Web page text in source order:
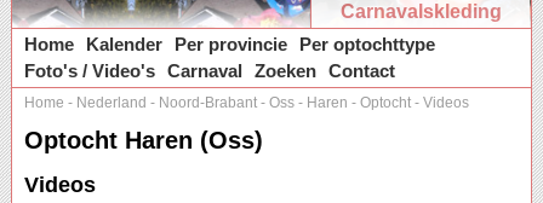
Carnavalskleding
Home
Kalender Per provincie
Per optochttype
Foto's / Video's Carnaval Zoeken Contact
Home - Nederland - Noord-Brabant - Oss - Haren - Optocht - Videos
Optocht Haren (Oss)
Videos